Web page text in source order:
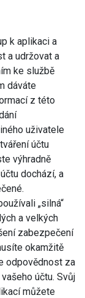
k aplikaci a
a udržovat a
ke službě
dáváte
z této
uživatele
účtu
výhradně
dochází, a
„silná“
a velkých
zabezpečení
okamžitě
odpovědnost za
účtu. Svůj
můžete